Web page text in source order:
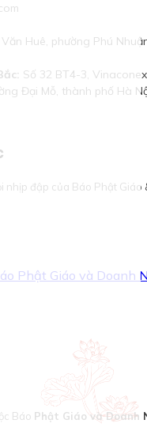
Huê, phường Phú
Số 32 BT4-3,
Đại Mỗ, thành phố Hà
nhịp đập của Báo Phật Giáo
Phật Giáo và Doanh
Báo Phật Giáo và Doanh